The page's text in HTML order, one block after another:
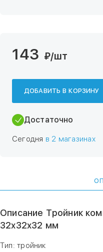
143 ₽/шт
ДОБАВИТЬ В КОРЗИНУ
Достаточно
Сегодня в 2 магазинах
Описание Тройник
32х32х32 мм
Тип: тройник